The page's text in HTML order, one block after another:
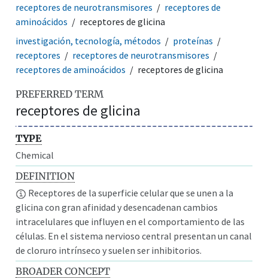
receptores de neurotransmisores
receptores de
aminoácidos
receptores de glicina
investigación, tecnología, métodos
proteínas
receptores
receptores de neurotransmisores
receptores de aminoácidos
receptores de glicina
PREFERRED TERM
receptores de glicina
TYPE
Chemical
DEFINITION
Receptores de la superficie celular que se unen a la
glicina con gran afinidad y desencadenan cambios
intracelulares que influyen en el comportamiento de las
células. En el sistema nervioso central presentan un canal
de cloruro intrínseco y suelen ser inhibitorios.
BROADER CONCEPT